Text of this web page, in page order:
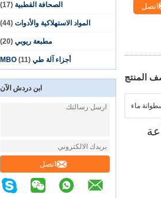
الصحافة القطبية (17)
المواد الاستهلاكية والأدوات (44)
مطبعة ريوبي (20)
أجزاء آلة طي MBO (11)
ابن دردش الآن
اتصل
اتصل
المنتج
ماء